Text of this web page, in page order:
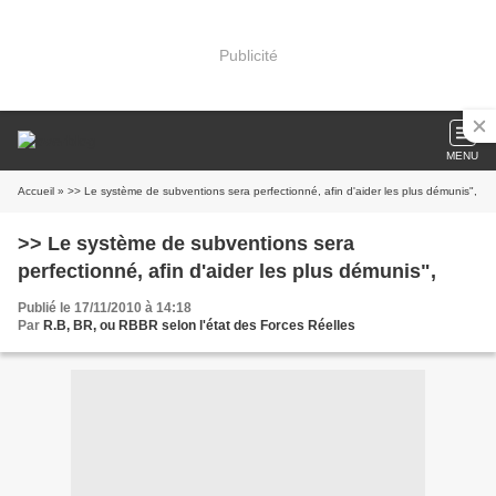
Publicité
MENU
Accueil » >> Le système de subventions sera perfectionné, afin d'aider les plus démunis",
>> Le système de subventions sera
perfectionné, afin d'aider les plus démunis",
Publié le 17/11/2010 à 14:18
Par R.B, BR, ou RBBR selon l'état des Forces Réelles